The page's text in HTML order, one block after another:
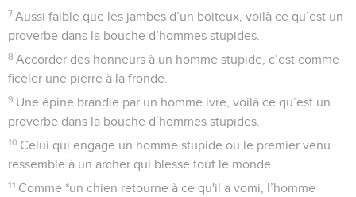
7 Aussi faible que les jambes d’un boiteux, voilà ce qu’est un
proverbe dans la bouche d’hommes stupides.
8 Accorder des honneurs à un homme stupide, c’est comme
ficeler une pierre à la fronde.
9 Une épine brandie par un homme ivre, voilà ce qu’est un
proverbe dans la bouche d’hommes stupides.
10 Celui qui engage un homme stupide ou le premier venu
ressemble à un archer qui blesse tout le monde.
11 Comme *un chien retourne à ce qu'il a vomi, l’homme